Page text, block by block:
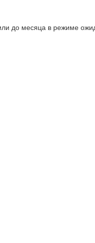
до месяца в режиме